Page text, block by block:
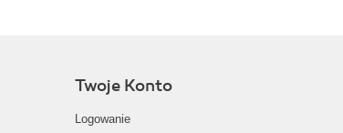
Twoje Konto
Logowanie